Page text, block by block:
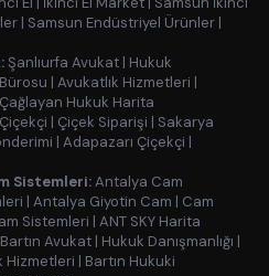
| Samsun Endüstriyel Ürünler |
Şanlıurfa Avukat | Hukuk
| Avukatlık Hizmetleri |
Çağlayan Hukuk Harita
| Çiçek Siparişi | Sakarya
| Adapazarı Çiçekçi |
Sistemleri:Antalya Cam
| Antalya Giyotin Cam | Cam
Sistemleri | ANT SKY Harita
Bartın Avukat | Hukuk Danışmanlığı |
Hizmetleri | Bartın Hukuki